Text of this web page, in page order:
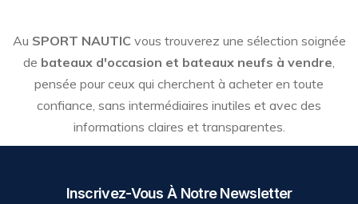
Au SPORT NAUTIC vous trouverez une sélection soignée
de bateaux d'occasion et bateaux neufs à vendre
pensée pour ceux qui cherchent à acheter en toute
confiance, sans intermédiaires inutiles et avec des
informations claires et transparentes.
Inscrivez-Vous À Notre Newsletter